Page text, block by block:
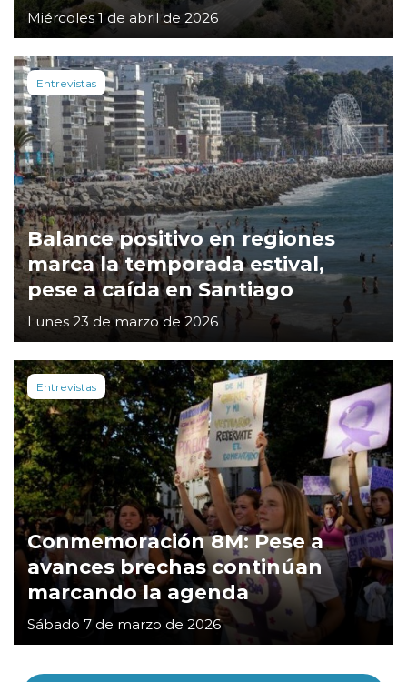
Miércoles 1 de abril de 2026
Entrevistas
Balance positivo en regiones
marca la temporada estival,
pese a caída en Santiago
Lunes 23 de marzo de 2026
Entrevistas
Conmemoración 8M: Pese a
avances brechas continúan
marcando la agenda
Sábado 7 de marzo de 2026